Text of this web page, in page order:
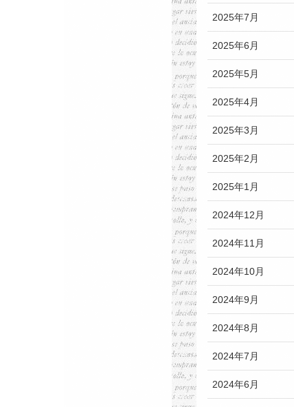
2025年7月
2025年6月
2025年5月
2025年4月
2025年3月
2025年2月
2025年1月
2024年12月
2024年11月
2024年10月
2024年9月
2024年8月
2024年7月
2024年6月